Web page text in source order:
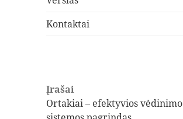
Kontaktai
Įrašai
Ortakiai – efektyvios vėdinimo